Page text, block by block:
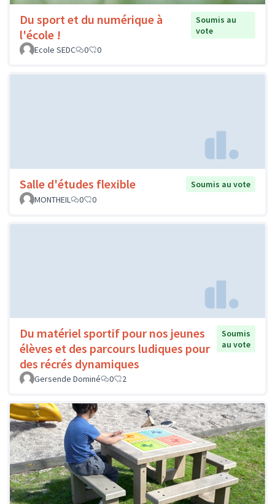
Du sport et du numérique à
l'école !
Soumis au
vote
Ecole SEDC
0 0
Salle d'études flexible
Soumis au vote
MONTHEIL
0 0
Du matériel sportif pour nos jeunes
élèves et des parcours ludiques pour
des récrés dynamiques
Soumis
au vote
Gersende Dominé 0 2